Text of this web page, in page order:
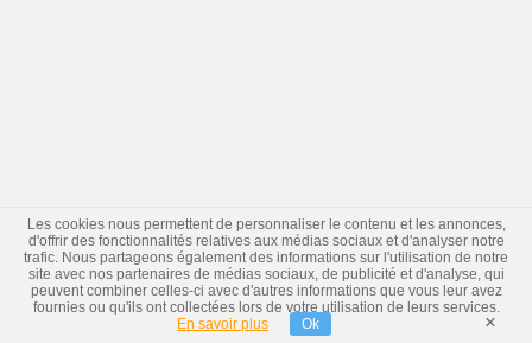
Les cookies nous permettent de personnaliser le contenu et les annonces,
d'offrir des fonctionnalités relatives aux médias sociaux et d'analyser notre
trafic. Nous partageons également des informations sur l'utilisation de notre
site avec nos partenaires de médias sociaux, de publicité et d'analyse, qui
peuvent combiner celles-ci avec d'autres informations que vous leur avez
fournies ou qu'ils ont collectées lors de votre utilisation de leurs services.
En savoir plus
Ok ×